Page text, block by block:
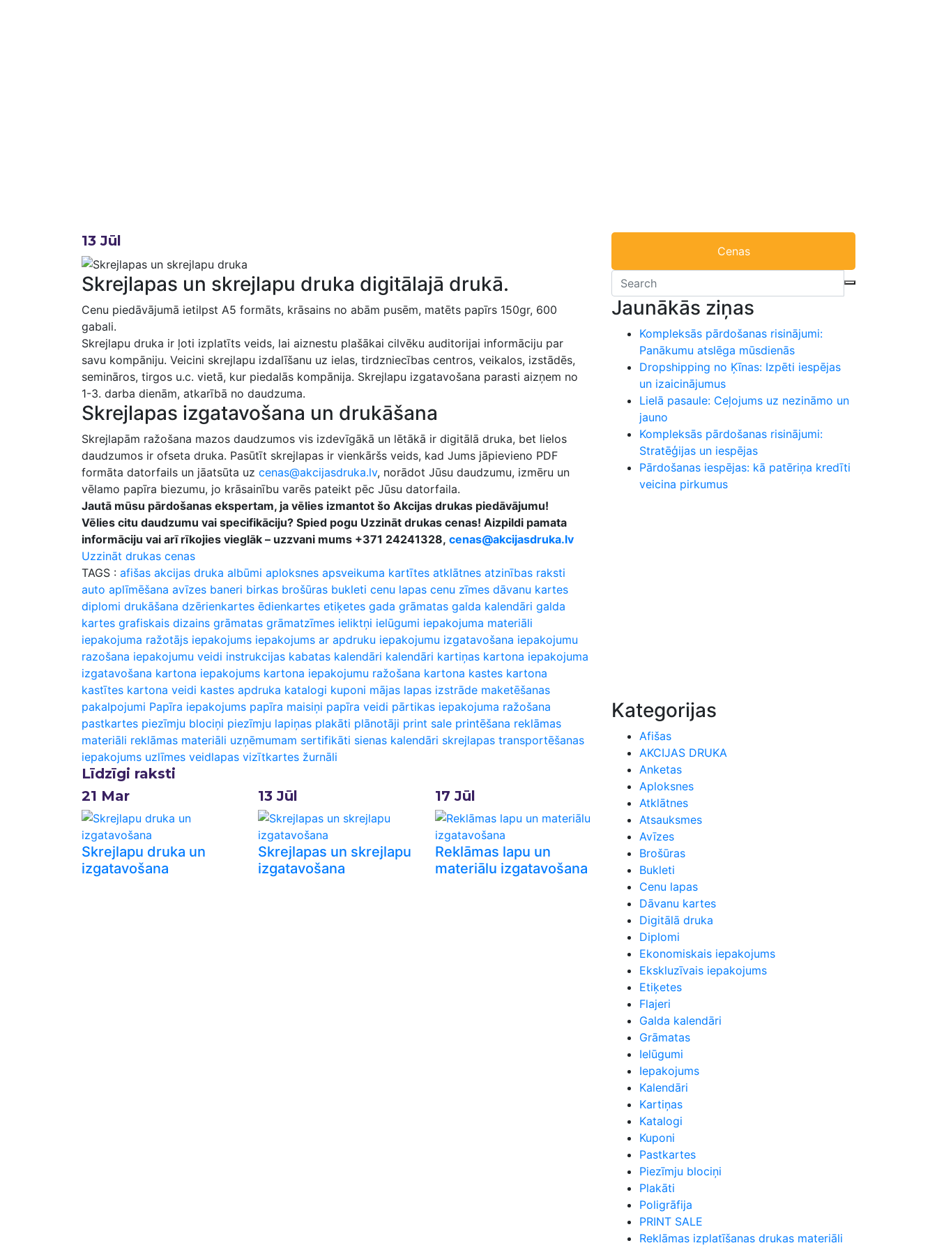
13Jūl
Skrejlapas un skrejlapu druka digitālajā drukā.
Cenu piedāvājumā ietilpst A5 formāts, krāsains no abām pusēm, matēts papīrs 150gr, 600
gabali.
Skrejlapu druka ir ļoti izplatīts veids, lai aiznestu plašākai cilvēku auditorijai informāciju par
savu kompāniju. Veicini skrejlapu izdalīšanu uz ielas, tirdzniecības centros, veikalos, izstādēs,
semināros, tirgos u.c. vietā, kur piedalās kompānija. Skrejlapu izgatavošana parasti aizņem no
1-3. darba dienām, atkarībā no daudzuma.
Skrejlapas izgatavošana un drukāšana
Skrejlapām ražošana mazos daudzumos vis izdevīgākā un lētākā ir digitālā druka, bet lielos
daudzumos ir ofseta druka. Pasūtīt skrejlapas ir vienkāršs veids, kad Jums jāpievieno PDF
formāta datorfails un jāatsūta uz cenas@akcijasdruka.lv, norādot Jūsu daudzumu, izmēru un
vēlamo papīra biezumu, jo krāsainību varēs pateikt pēc Jūsu datorfaila.
Jautā mūsu pārdošanas ekspertam, ja vēlies izmantot šo Akcijas drukas piedāvājumu!
Vēlies citu daudzumu vai specifikāciju? Spied pogu Uzzināt drukas cenas! Aizpildi pamata
informāciju vai arī rīkojies vieglāk – uzzvani mums +371 24241328, cenas@akcijasdruka.lv
Uzzināt drukas cenas
TAGS : afišas akcijas druka albūmi aploksnes apsveikuma kartītes atklātnes atzinības raksti
auto aplīmēšana avīzes baneri birkas brošūras bukleti cenu lapas cenu zīmes dāvanu kartes
diplomi drukāšana dzērienkartes ēdienkartes etiķetes gada grāmatas galda kalendāri galda
kartes grafiskais dizains grāmatas grāmatzīmes ieliktņi ielūgumi iepakojuma materiāli
iepakojuma ražotājs iepakojums iepakojums ar apdruku iepakojumu izgatavošana iepakojumu
razošana iepakojumu veidi instrukcijas kabatas kalendāri kalendāri kartiņas kartona iepakojuma
izgatavošana kartona iepakojums kartona iepakojumu ražošana kartona kastes kartona
kastītes kartona veidi kastes apdruka katalogi kuponi mājas lapas izstrāde maketēšanas
pakalpojumi Papīra iepakojums papīra maisiņi papīra veidi pārtikas iepakojuma ražošana
pastkartes piezīmju blociņi piezīmju lapiņas plakāti plānotāji print sale printēšana reklāmas
materiāli reklāmas materiāli uzņēmumam sertifikāti sienas kalendāri skrejlapas transportēšanas
iepakojums uzlīmes veidlapas vizītkartes žurnāli
Līdzīgi raksti
21 Mar
Skrejlapu druka un
izgatavošana
13Jūl
Skrejlapas un skrejlapu
izgatavošana
17Jūl
Reklāmas lapu un
materiālu izgatavošana
Cenas
Jaunākās ziņas
Kompleksās pārdošanas risinājumi:
Panākumu atslēga mūsdienās
Dropshipping no Ķīnas: Izpēti iespējas
un izaicinājumus
Lielā pasaule: Ceļojums uz nezināmo un
jauno
Kompleksās pārdošanas risinājumi:
Stratēģijas un iespējas
Pārdošanas iespējas: kā patēriņa kredīti
veicina pirkumus
Kategorijas
Afišas
AKCIJAS DRUKA
Anketas
Aploksnes
Atklātnes
Atsauksmes
Avīzes
Brošūras
Bukleti
Cenu lapas
Dāvanu kartes
Digitālā druka
Diplomi
Ekonomiskais iepakojums
Ekskluzīvais iepakojums
Etiķetes
Flajeri
Galda kalendāri
Grāmatas
Ielūgumi
Iepakojums
Kalendāri
Kartiņas
Katalogi
Kuponi
Pastkartes
Piezīmju blociņi
Plakāti
Poligrāfija
PRINT SALE
Reklāmas izplatīšanas drukas materiāli